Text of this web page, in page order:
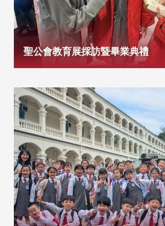
聖公會教育展採訪暨畢業典禮